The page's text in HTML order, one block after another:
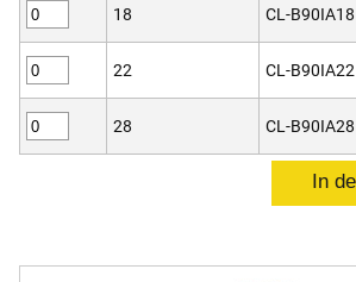
18 CL-B90IA18
22 CL-B90IA22
28 CL-B90IA28